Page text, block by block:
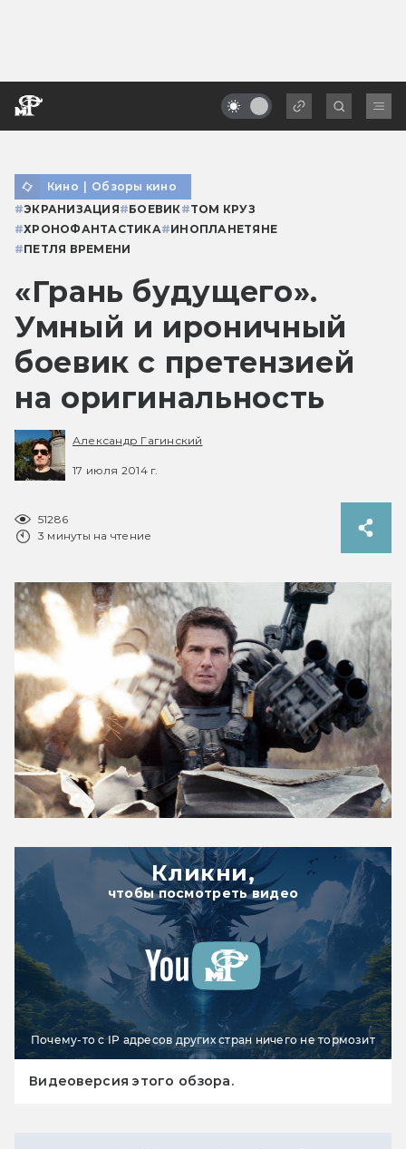
Кино | Обзоры кино
#ЭКРАНИЗАЦИЯ#БОЕВИК#ТОМ КРУЗ
#ХРОНОФАНТАСТИКА#ИНОПЛАНЕТЯНЕ
#ПЕТЛЯ ВРЕМЕНИ
«Грань будущего».
Умный и ироничный
боевик с претензией
на оригинальность
Александр Гагинский
17 июля 2014 г.
51286
3 минуты на чтение
Кликни,
чтобы посмотреть видео
Почему-то с IP адресов других стран ничего не тормозит
Видеоверсия этого обзора.